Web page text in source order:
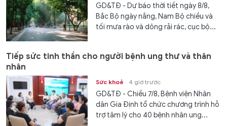
GD&TĐ - Dự báo thời tiết ngày 8/8,
Bắc Bộ ngày nắng, Nam Bộ chiều và
tối mưa rào và dông rải rác, cục bộ...
Tiếp sức tinh thần cho người bệnh ung thư và thân
nhân
Sức khoẻ 4 giờ trước
GD&TĐ - Chiều 7/8, Bệnh viện Nhân
dân Gia Định tổ chức chương trình hỗ
trợ tâm lý cho 40 bệnh nhân ung...